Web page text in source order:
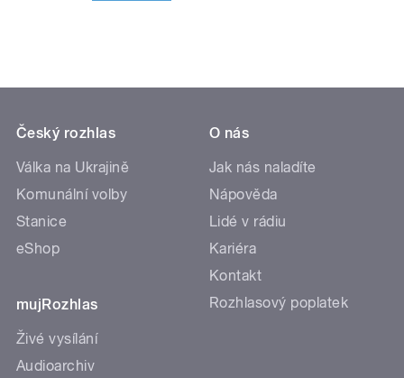
Český rozhlas
Válka na Ukrajině
Komunální volby
Stanice
eShop
mujRozhlas
Živé vysílání
Audioarchiv
O nás
Jak nás naladíte
Nápověda
Lidé v rádiu
Kariéra
Kontakt
Rozhlasový poplatek